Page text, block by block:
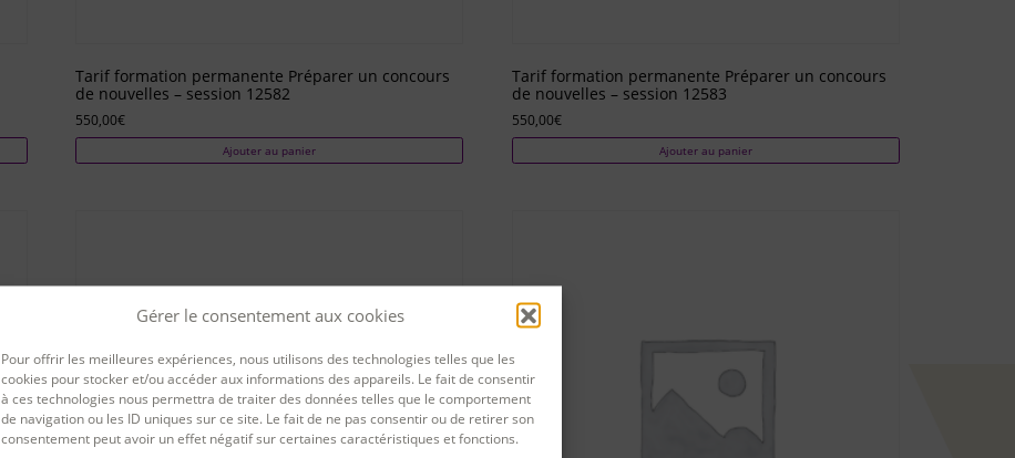
Gérer le consentement aux cookies
Pour offrir les meilleures expériences, nous utilisons des technologies telles que les
cookies pour stocker et/ou accéder aux informations des appareils. Le fait de consentir
à ces technologies nous permettra de traiter des données telles que le comportement
de navigation ou les ID uniques sur ce site. Le fait de ne pas consentir ou de retirer son
consentement peut avoir un effet négatif sur certaines caractéristiques et fonctions.
Tarif formation permanente Préparer un concours
de nouvelles – session 12582
550,00€
Ajouter au panier
Tarif formation permanente Préparer un concours
de nouvelles – session 12583
550,00€
Ajouter au panier